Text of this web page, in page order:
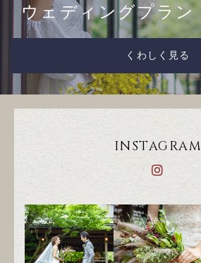
ウェディングプラン
くわしく見る
INSTAGRAM